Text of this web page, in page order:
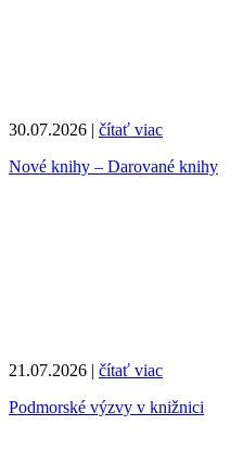
30.07.2026 | čítať viac
Nové knihy – Darované knihy
21.07.2026 | čítať viac
Podmorské výzvy v knižnici